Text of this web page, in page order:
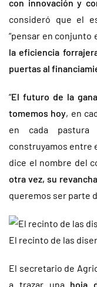
con innovación y
consideró que el
“pensar en conjunto
la eficiencia
puertas al
“El futuro de la
tomemos hoy, en
en cada pastura
construyamos entre
dice el nombre del
otra vez, su revancha
queremos ser parte
El recinto de las
El secretario de
a trazar una hoja